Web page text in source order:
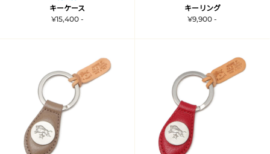
キーケース
¥15,400 -
キーリング
¥9,900 -